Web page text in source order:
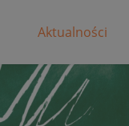
Aktualności